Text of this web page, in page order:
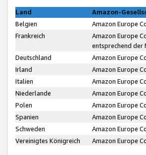
Land
Amazon-
Belgien
Amazon Europe
Frankreich
Amazon Europe
entsprechend der
Deutschland
Amazon Europe
Irland
Amazon Europe
Italien
Amazon Europe
Niederlande
Amazon Europe
Polen
Amazon Europe
Spanien
Amazon Europe
Schweden
Amazon Europe
Vereinigtes Königreich
Amazon Europe